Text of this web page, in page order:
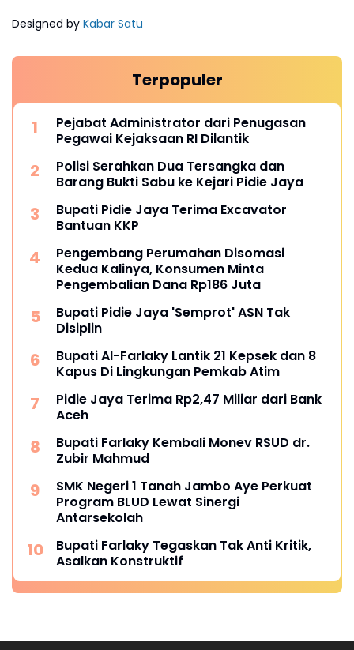
Designed by Kabar Satu
Terpopuler
Pejabat Administrator dari Penugasan
Pegawai Kejaksaan RI Dilantik
Polisi Serahkan Dua Tersangka dan
Barang Bukti Sabu ke Kejari Pidie Jaya
Bupati Pidie Jaya Terima Excavator
Bantuan KKP
Pengembang Perumahan Disomasi
Kedua Kalinya, Konsumen Minta
Pengembalian Dana Rp186 Juta
Bupati Pidie Jaya 'Semprot' ASN Tak
Disiplin
Bupati Al-Farlaky Lantik 21 Kepsek dan 8
Kapus Di Lingkungan Pemkab Atim
Pidie Jaya Terima Rp2,47 Miliar dari Bank
Aceh
Bupati Farlaky Kembali Monev RSUD dr.
Zubir Mahmud
SMK Negeri 1 Tanah Jambo Aye Perkuat
Program BLUD Lewat Sinergi
Antarsekolah
Bupati Farlaky Tegaskan Tak Anti Kritik,
Asalkan Konstruktif